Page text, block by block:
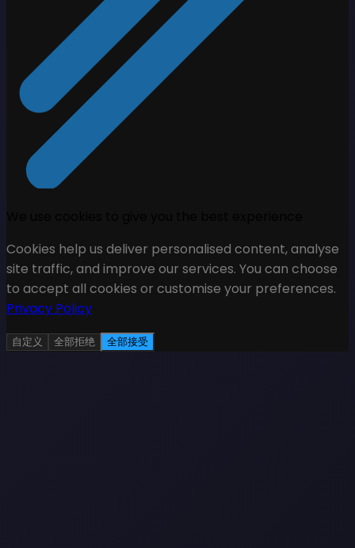
Cookies help us deliver personalised content, analyse
site traffic, and improve our services. You can choose
to accept all cookies or customise your preferences.
Privacy Policy
自定义 全部拒绝 全部接受